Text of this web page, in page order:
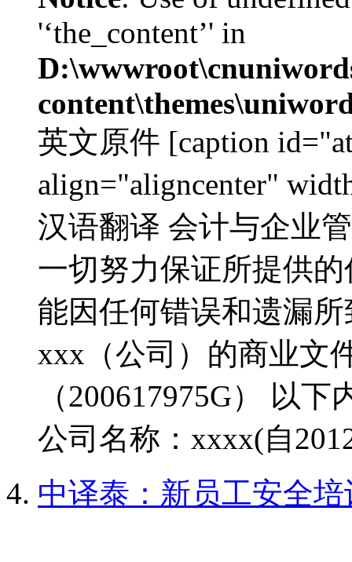
'‘the_content’' in
英文原件 [caption
align="aligncenter"
汉语翻译 会计与企业
一切努力保证所提供
能因任何错误和遗漏
xxx（公司）的商业文
（200617975G） 以
公司名称：xxxx(自
中译泰：新员工安全